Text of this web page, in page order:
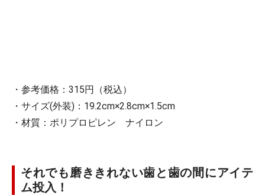
・参考価格：315円（税込）
・サイズ(外装)：19.2cm×2.8cm×1.5cm
・材質：ポリプロピレン ナイロン
それでも磨ききれない歯と歯の間にアイテ
ム投入！